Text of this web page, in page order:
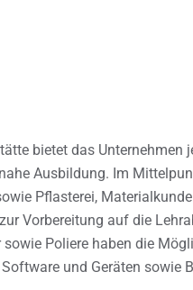
bietet das Unternehmen
Ausbildung. Im
Pflasterei,
Vorbereitung auf die
Poliere haben die
und Geräten sowie